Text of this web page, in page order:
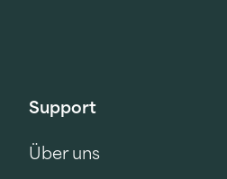
Support
Über uns